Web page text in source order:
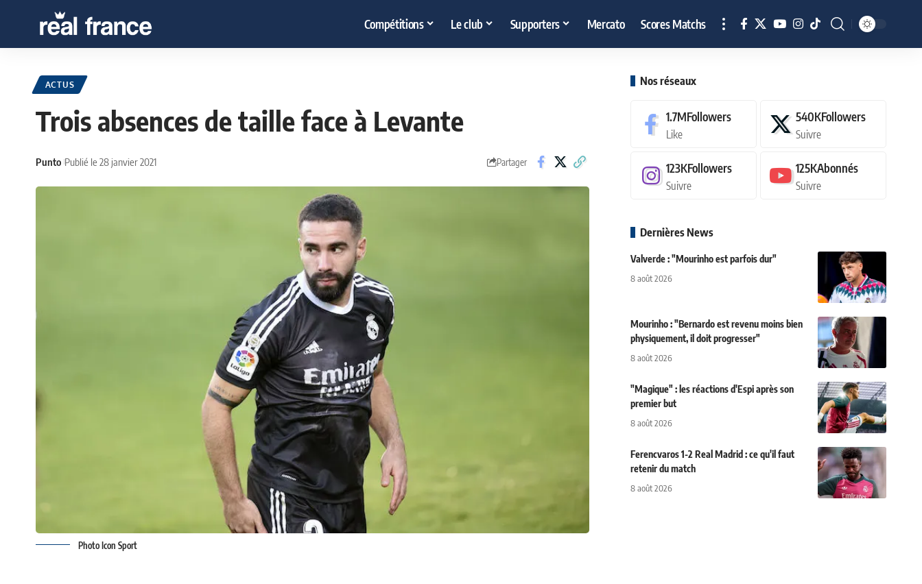
Compétitions Le club Supporters Mercato Scores Matchs
ACTUS
Trois absences de taille face à Levante
Punto Publié le 28 janvier 2021 Partager
Photo Icon Sport
Nos réseaux
1.7MFollowers
Like
540KFollowers
Suivre
123KFollowers
Suivre
125KAbonnés
Suivre
Dernières News
Valverde : "Mourinho est parfois dur"
8 août 2026
Mourinho : "Bernardo est revenu moins bien
physiquement, il doit progresser"
8 août 2026
"Magique" : les réactions d'Espi après son
premier but
8 août 2026
Ferencvaros 1-2 Real Madrid : ce qu'il faut
retenir du match
8 août 2026